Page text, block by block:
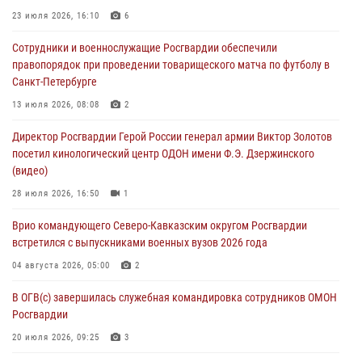
посетили мастер-класс по художественной гимнастике
05 августа 2026, 13:00
Офицеры Росгвардии и ветераны войск правопорядка почтили
05 августа 2026, 12:40
Росгвардейцы приняли участие в акции «Волна памяти»,
посвящённой 83‑й годовщине освобождения Белгорода от
05 августа 2026, 12:13 1
23 июля 2026, 16:10 6
Сотрудники и военнослужащие Росгвардии обеспечили
правопорядок при проведении товарищеского матча по футболу в
Санкт-Петербурге
13 июля 2026, 08:08 2
Директор Росгвардии Герой России генерал армии Виктор Золотов
посетил кинологический центр ОДОН имени Ф.Э. Дзержинского
(видео)
28 июля 2026, 16:50 1
Врио командующего Северо-Кавказским округом Росгвардии
встретился с выпускниками военных вузов 2026 года
04 августа 2026, 05:00 2
В ОГВ(с) завершилась служебная командировка сотрудников ОМОН
Росгвардии
20 июля 2026, 09:25 3